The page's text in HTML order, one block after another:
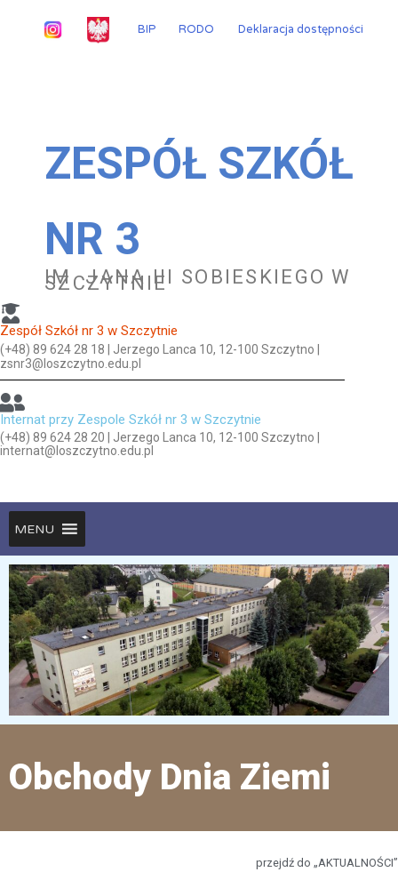
BIP RODO Deklaracja dostępności
ZESPÓŁ SZKÓŁ
NR 3
IM. JANA III SOBIESKIEGO W
SZCZYTNIE
Zespół Szkół nr 3 w Szczytnie
(+48) 89 624 28 18 | Jerzego Lanca 10, 12-100 Szczytno |
zsnr3@loszczytno.edu.pl
Internat przy Zespole Szkół nr 3 w Szczytnie
(+48) 89 624 28 20 | Jerzego Lanca 10, 12-100 Szczytno |
internat@loszczytno.edu.pl
MENU
Obchody Dnia Ziemi
przejdź do „AKTUALNOŚCI”